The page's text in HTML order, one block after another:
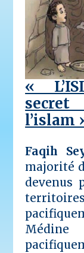
«
secret
l’islam
Faqih
majorité
devenus
Médine